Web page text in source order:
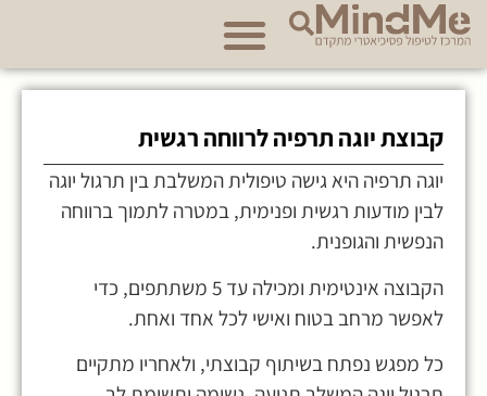
לתוכן
קבוצת יוגה תרפיה לרווחה רגשית
יוגה תרפיה היא גישה טיפולית המשלבת בין תרגול יוגה
לבין מודעות רגשית ופנימית, במטרה לתמוך ברווחה
הנפשית והגופנית.
הקבוצה אינטימית ומכילה עד 5 משתתפים, כדי
לאפשר מרחב בטוח ואישי לכל אחד ואחת.
כל מפגש נפתח בשיתוף קבוצתי, ולאחריו מתקיים